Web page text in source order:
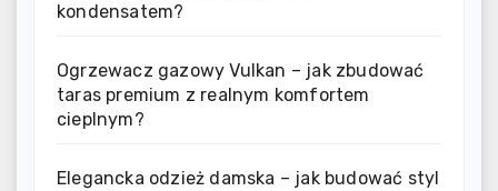
kondensatem?
Ogrzewacz gazowy Vulkan – jak zbudować
taras premium z realnym komfortem
cieplnym?
Elegancka odzież damska – jak budować styl